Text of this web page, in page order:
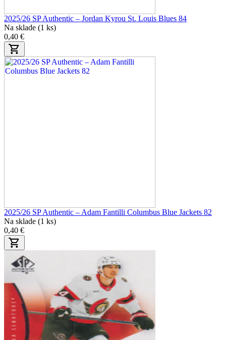
2025/26 SP Authentic – Jordan Kyrou St. Louis Blues 84
Na sklade (1 ks)
0,40 €
2025/26 SP Authentic – Adam Fantilli Columbus Blue Jackets 82
Na sklade (1 ks)
0,40 €